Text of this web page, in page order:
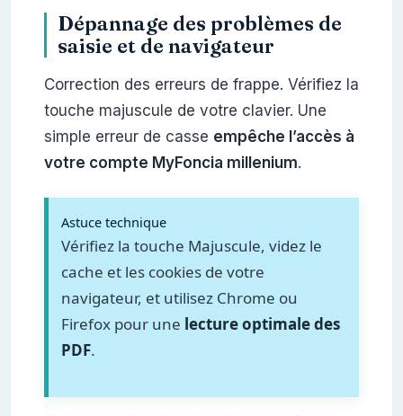
Dépannage des problèmes de
saisie et de navigateur
Correction des erreurs de frappe. Vérifiez la
touche majuscule de votre clavier. Une
simple erreur de casse empêche l’accès à
votre compte MyFoncia millenium.
Astuce technique
Vérifiez la touche Majuscule, videz le
cache et les cookies de votre
navigateur, et utilisez Chrome ou
Firefox pour une lecture optimale des
PDF.